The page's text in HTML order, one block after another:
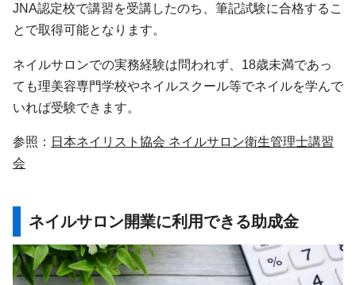
JNA認定校で講習を受講したのち、筆記試験に合格するこ
とで取得可能となります。
ネイルサロンでの実務経験は問われず、18歳未満であっ
ても理美容専門学校やネイルスクール等でネイルを学んで
いれば受験できます。
参照： 日本ネイリスト協会 ネイルサロン衛生管理士講習
会
ネイルサロン開業に利用できる助成金